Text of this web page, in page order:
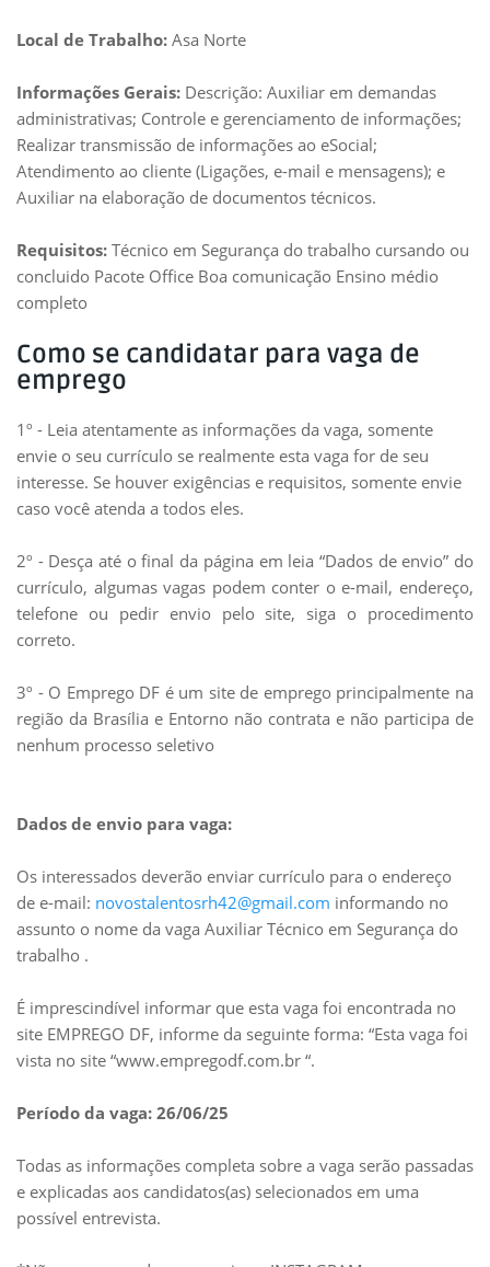
Local de Trabalho: Asa Norte
Informações Gerais: Descrição: Auxiliar em demandas
administrativas; Controle e gerenciamento de informações;
Realizar transmissão de informações ao eSocial;
Atendimento ao cliente (Ligações, e-mail e mensagens); e
Auxiliar na elaboração de documentos técnicos.
Requisitos: Técnico em Segurança do trabalho cursando ou
concluido Pacote Office Boa comunicação Ensino médio
completo
Como se candidatar para vaga de
emprego
1º - Leia atentamente as informações da vaga, somente
envie o seu currículo se realmente esta vaga for de seu
interesse. Se houver exigências e requisitos, somente envie
caso você atenda a todos eles.
2º - Desça até o final da página em leia “Dados de envio” do
currículo, algumas vagas podem conter o e-mail, endereço,
telefone ou pedir envio pelo site, siga o procedimento
correto.
3º - O Emprego DF é um site de emprego principalmente na
região da Brasília e Entorno não contrata e não participa de
nenhum processo seletivo
Dados de envio para vaga:
Os interessados deverão enviar currículo para o endereço
de e-mail: novostalentosrh42@gmail.com informando no
assunto o nome da vaga Auxiliar Técnico em Segurança do
trabalho .
É imprescindível informar que esta vaga foi encontrada no
site EMPREGO DF, informe da seguinte forma: “Esta vaga foi
vista no site “www.empregodf.com.br “.
Período da vaga: 26/06/25
Todas as informações completa sobre a vaga serão passadas
e explicadas aos candidatos(as) selecionados em uma
possível entrevista.